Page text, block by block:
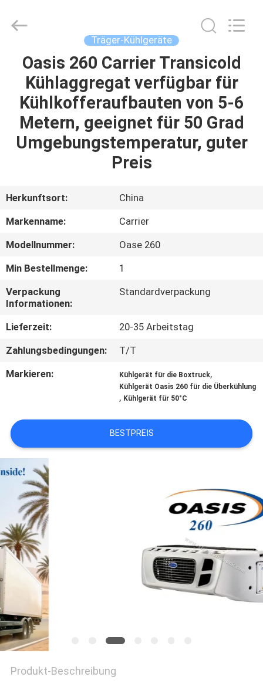
HAUSE
PRODUKTE
WERKSBESICHTIGUNG
QUALITÄTSKONTROLLE
KONTAKT
MIT
UNS
NEUIGKEITEN
RECHTSSACHEN
SITEMAP
DATENSCHUTZRICHTLINIE
INDUSTRY
Reserved.
Träger-Kühlgeräte
Oasis 260 Carrier Transicold
Kühlaggregat verfügbar für
Kühlkofferaufbauten von 5-6
Metern, geeignet für 50 Grad
Umgebungstemperatur, guter
Preis
Herkunftsort:
China
Markenname:
Carrier
Modellnummer:
Oase 260
Min Bestellmenge:
1
Verpackung
Informationen:
Standardverpackung
Lieferzeit:
20-35 Arbeitstag
Zahlungsbedingungen:
T/T
Markieren:
Kühlgerät für die Boxtruck,
Kühlgerät Oasis 260 für die Überkühlung
, Kühlgerät für 50°C
BESTPREIS
Produkt-Beschreibung